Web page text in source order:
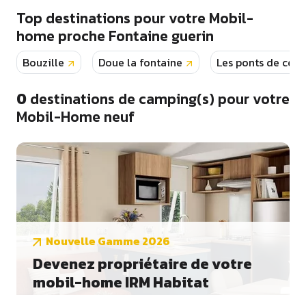
Top destinations pour votre Mobil-
home proche Fontaine guerin
Bouzille Doue la fontaine Les ponts de ce
0destinations de camping(s) pour votre
Mobil-Home neuf
Nouvelle Gamme 2026
Devenez propriétaire de votre
mobil-home IRM Habitat